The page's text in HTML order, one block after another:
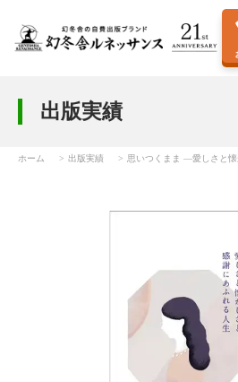
出版実績
ホーム 出版実績 思いつくまま ―愛しさと